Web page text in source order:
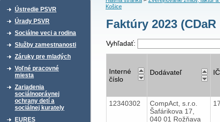
Ústredie PSVR
Úrady PSVR
Sociálne veci a rodina
Služby zamestnanosti
Záruky pre mladých
Voľné pracovné
miesta
Zariadenia
sociálnoprávnej
ochrany detí a
sociálnej kurately
EURES
Košice
Faktúry 2023
Vyhľadať:
Interné
číslo
Dodávateľ
12340302
CompAct, s.r.o.
Šafárikova 17,
040 01 Rožňava